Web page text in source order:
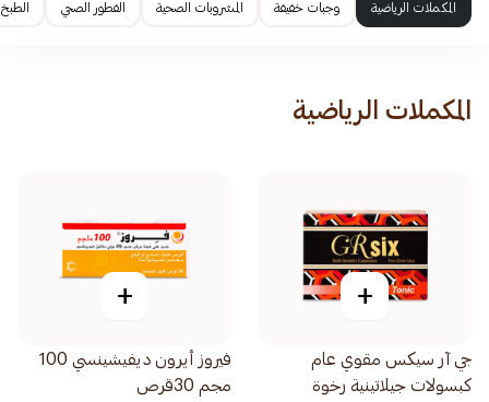
المكملات الرياضية وجبات خفيفة المشروبات الصحية الفطور الصحي
المكملات الرياضية
+
جي آر سيكس مقوي عام
كبسولات جيلاتينية رخوة
+
فيروز أيرون ديفيشينسي 100
مجم 30قرص